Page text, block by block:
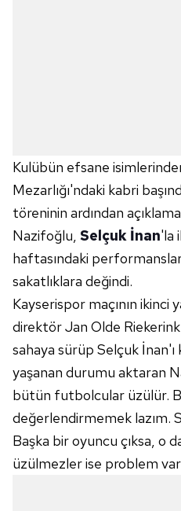
Kulübün efsane
Mezarlığı'ndaki kabri
töreninin ardından
Nazifoğlu, Selçuk İnan'la
haftasındaki
sakatlıklara değindi.
Kayserispor maçının ikinci
direktör Jan Olde
sahaya sürüp Selçuk İnan'ı
yaşanan durumu aktaran
bütün futbolcular üzülür.
değerlendirmemek lazım.
Başka bir oyuncu çıksa, o
üzülmezler ise problem